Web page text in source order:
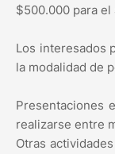
$500.000 para el
Los interesados
la modalidad de
Presentaciones
realizarse entre
Otras